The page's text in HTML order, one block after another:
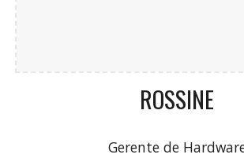
ROSSINE
Gerente de